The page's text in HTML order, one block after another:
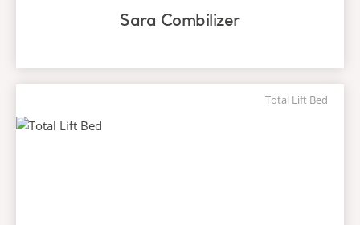
Sara Combilizer
Total Lift Bed